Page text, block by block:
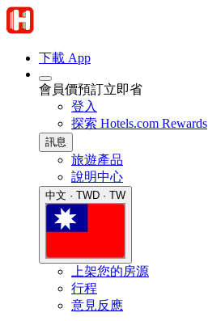
下載 App
會員價預訂立即省
登入
探索 Hotels.com Rewards
訊息
旅遊產品
說明中心
中文 · TWD · TW
上架您的房源
行程
意見反應